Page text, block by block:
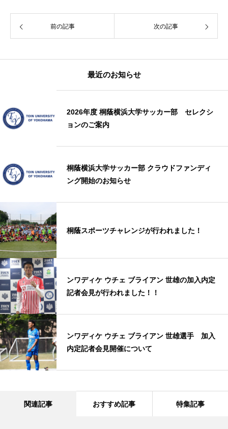
前の記事 次の記事
最近のお知らせ
2026年度 桐蔭横浜大学サッカー部 セレクシ
ョンのご案内
桐蔭横浜大学サッカー部 クラウドファンディ
ング開始のお知らせ
桐蔭スポーツチャレンジが行われました！
ンワディケ ウチェ ブライアン 世雄の加入内定
記者会見が行われました！！
ンワディケ ウチェ ブライアン 世雄選手 加入
内定記者会見開催について
関連記事 おすすめ記事 特集記事